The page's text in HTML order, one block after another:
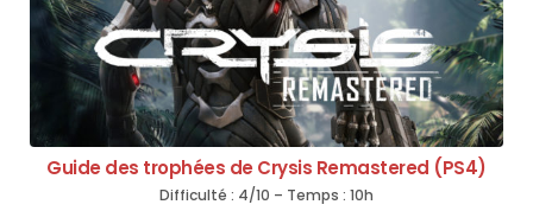
Guide des trophées de Crysis Remastered (PS4)
Difficulté : 4/10 – Temps : 10h